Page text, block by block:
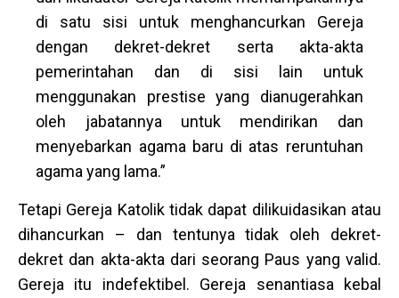
di satu sisi untuk menghancurkan Gereja
dengan dekret-dekret serta akta-akta
pemerintahan dan di sisi lain untuk
menggunakan prestise yang dianugerahkan
oleh jabatannya untuk mendirikan dan
menyebarkan agama baru di atas reruntuhan
agama yang lama.”
Tetapi Gereja Katolik tidak dapat dilikuidasikan atau
dihancurkan – dan tentunya tidak oleh dekret-
dekret dan akta-akta dari seorang Paus yang valid.
Gereja itu indefektibel. Gereja senantiasa kebal